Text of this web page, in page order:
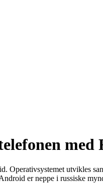
Operativsystemet utvikles
er neppe i russiske